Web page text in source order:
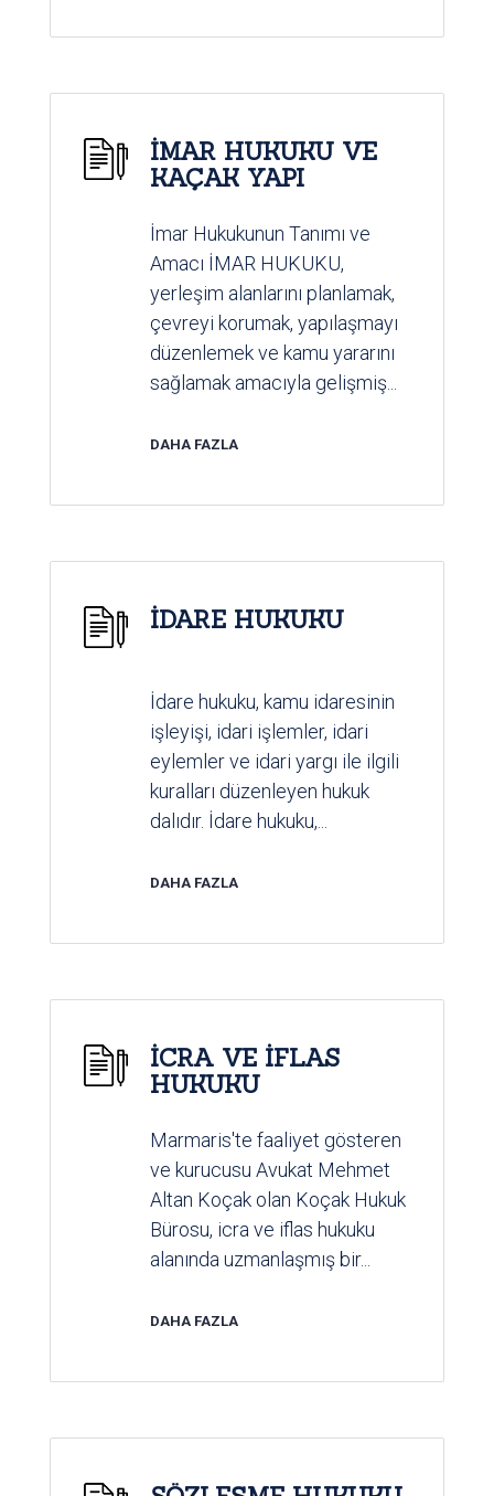
İMAR HUKUKU VE
KAÇAK YAPI
İmar Hukukunun Tanımı ve
Amacı İMAR HUKUKU,
yerleşim alanlarını planlamak,
çevreyi korumak, yapılaşmayı
düzenlemek ve kamu yararını
sağlamak amacıyla gelişmiş...
DAHA FAZLA
İDARE HUKUKU
İdare hukuku, kamu idaresinin
işleyişi, idari işlemler, idari
eylemler ve idari yargı ile ilgili
kuralları düzenleyen hukuk
dalıdır. İdare hukuku,...
DAHA FAZLA
İCRA VE İFLAS
HUKUKU
Marmaris'te faaliyet gösteren
ve kurucusu Avukat Mehmet
Altan Koçak olan Koçak Hukuk
Bürosu, icra ve iflas hukuku
alanında uzmanlaşmış bir...
DAHA FAZLA